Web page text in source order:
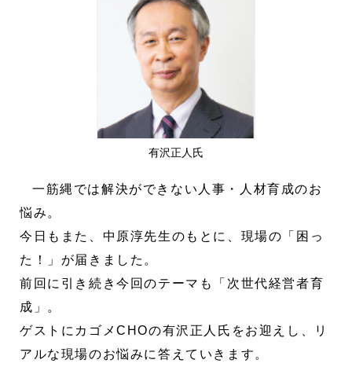
有沢正人氏
一筋縄では解決ができない人事・人材育成のお
悩み。
今日もまた、中原淳先生のもとに、現場の「困っ
た！」が届きました。
前回に引き続き今回のテーマも「次世代経営者育
成」。
ゲストにカゴメCHOの有沢正人氏をお迎えし、リ
アルな現場のお悩みに答えていきます。